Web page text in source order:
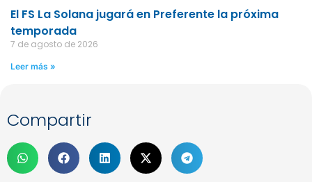
El FS La Solana jugará en Preferente la próxima
temporada
7 de agosto de 2026
Leer más »
Compartir